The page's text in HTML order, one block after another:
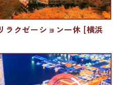
ラクゼーション一休 [横浜